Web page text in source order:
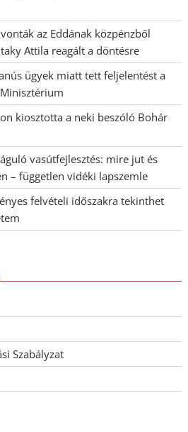
az Eddának közpénzből
Attila reagált a döntésre
ügyek miatt tett feljelentést a
kiosztotta a neki beszóló Bohár
vasútfejlesztés: mire jut és
– független vidéki lapszemle
felvételi időszakra tekinthet
Szabályzat